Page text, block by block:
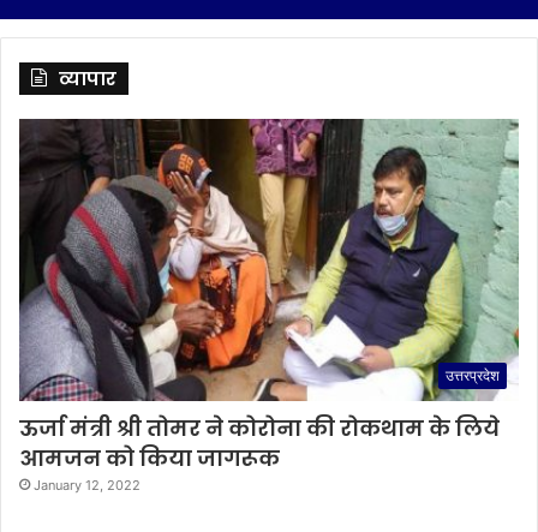
व्यापार
उत्तरप्रदेश
ऊर्जा मंत्री श्री तोमर ने कोरोना की रोकथाम के लिये
आमजन को किया जागरूक
January 12, 2022